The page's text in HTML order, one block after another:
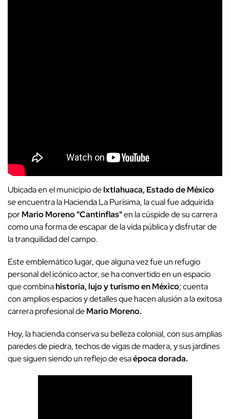
Ubicada en el municipio deIxtlahuaca, Estado de México
se encuentra la Hacienda La Purísima, la cual fue adquirida
porMario Moreno "Cantinflas"en la cúspide de su carrera
como una forma de escapar de la vida pública y disfrutar de
la tranquilidad del campo.
Este emblemático lugar, que alguna vez fue un refugio
personal del icónico actor, se ha convertido en un espacio
que combinahistoria, lujo y turismo en México; cuenta
con amplios espacios y detalles que hacen alusión a la exitosa
carrera profesional deMario Moreno.
Hoy, la hacienda conserva su belleza colonial, con sus amplias
paredes de piedra, techos de vigas de madera, y sus jardines
que siguen siendo un reflejo de esaépoca dorada.